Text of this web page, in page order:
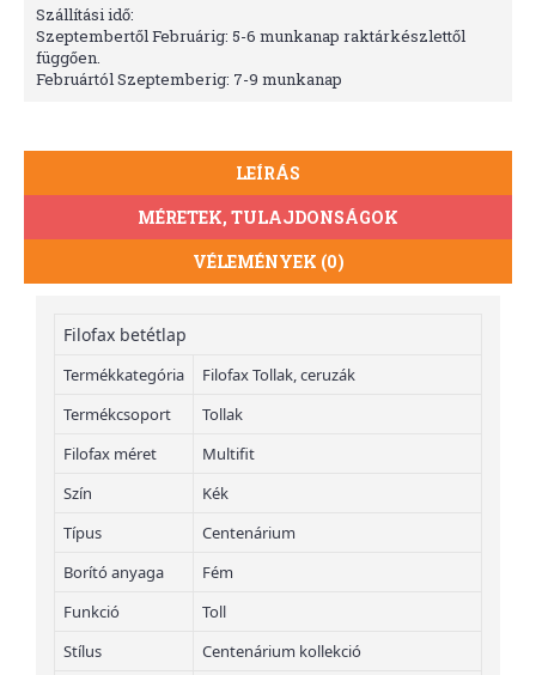
Szállítási idő:
Szeptembertől Februárig: 5-6 munkanap raktárkészlettől
függően.
Februártól Szeptemberig: 7-9 munkanap
LEÍRÁS
MÉRETEK, TULAJDONSÁGOK
VÉLEMÉNYEK (0)
Filofax betétlap
Termékkategória
Filofax Tollak, ceruzák
Termékcsoport
Tollak
Filofax méret
Multifit
Szín
Kék
Típus
Centenárium
Borító anyaga
Fém
Funkció
Toll
Stílus
Centenárium kollekció